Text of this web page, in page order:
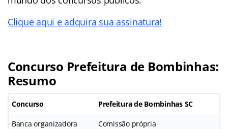
Clique aqui e adquira sua assinatura!
Concurso Prefeitura de Bombinhas:
Resumo
Concurso Prefeitura de Bombinhas SC
Banca organizadora Comissão própria